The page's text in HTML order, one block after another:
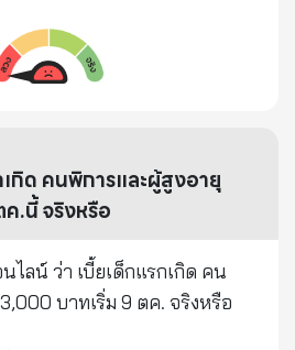
กิด คนพิการและผู้สูงอายุ
.นี้ จริงหรือ
ไลน์ ว่า เบี้ยเด็กแรกเกิด คน
บาทเริ่ม 9 ตค. จริงหรือ